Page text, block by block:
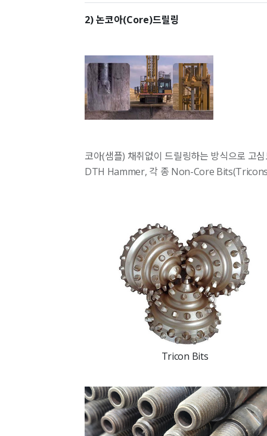
2) 논코아(Core)드릴링
코아(샘플) 채취없이 드릴링하는 방식으로 고
DTH Hammer, 각 종 Non-Core
Tricon Bits